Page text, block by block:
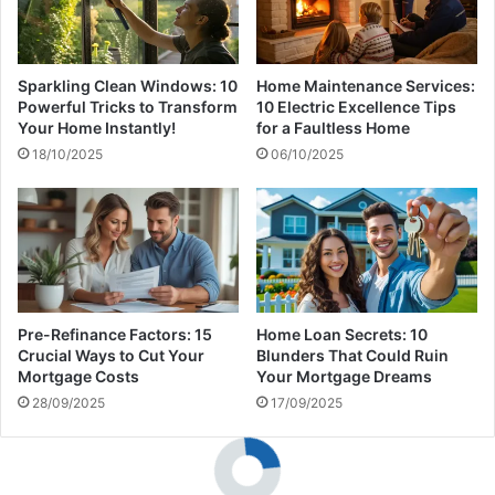
ى
ج
م
ا
ه
ر
ه
و
ا
ل
ج
ا
م
ع
ة
ا
م
و
ن
ي
ا
ي
ا
د
ة
ا
ل
ر
ئ
ي
س
Sparkling Clean Windows: 10
Powerful Tricks to Transform
Your Home Instantly!
18/10/2025
Home Maintenance Services:
10 Electric Excellence Tips
for a Faultless Home
06/10/2025
Pre-Refinance Factors: 15
Crucial Ways to Cut Your
Mortgage Costs
28/09/2025
Home Loan Secrets: 10
Blunders That Could Ruin
Your Mortgage Dreams
17/09/2025